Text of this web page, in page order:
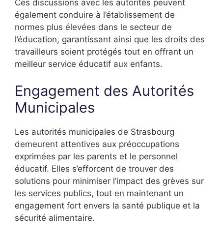
Ces discussions avec les autorités peuvent
également conduire à l’établissement de
normes plus élevées dans le secteur de
l’éducation, garantissant ainsi que les droits des
travailleurs soient protégés tout en offrant un
meilleur service éducatif aux enfants.
Engagement des Autorités
Municipales
Les autorités municipales de Strasbourg
demeurent attentives aux préoccupations
exprimées par les parents et le personnel
éducatif. Elles s’efforcent de trouver des
solutions pour minimiser l’impact des grèves sur
les services publics, tout en maintenant un
engagement fort envers la santé publique et la
sécurité alimentaire.